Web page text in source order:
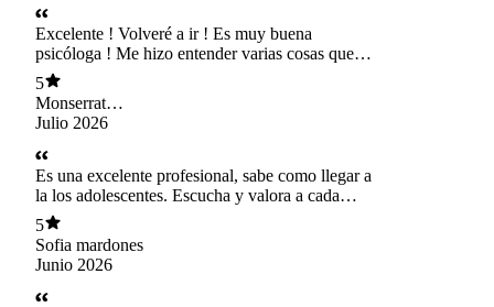
Excelente ! Volveré a ir ! Es muy buena
psicóloga ! Me hizo entender varias cosas que
antes no las tenía clara, y es muy amable !
5
Monserrat
Julio 2026
Es una excelente profesional, sabe como llegar a
la los adolescentes. Escucha y valora a cada
paciente.
5
Sofia mardones
Junio 2026